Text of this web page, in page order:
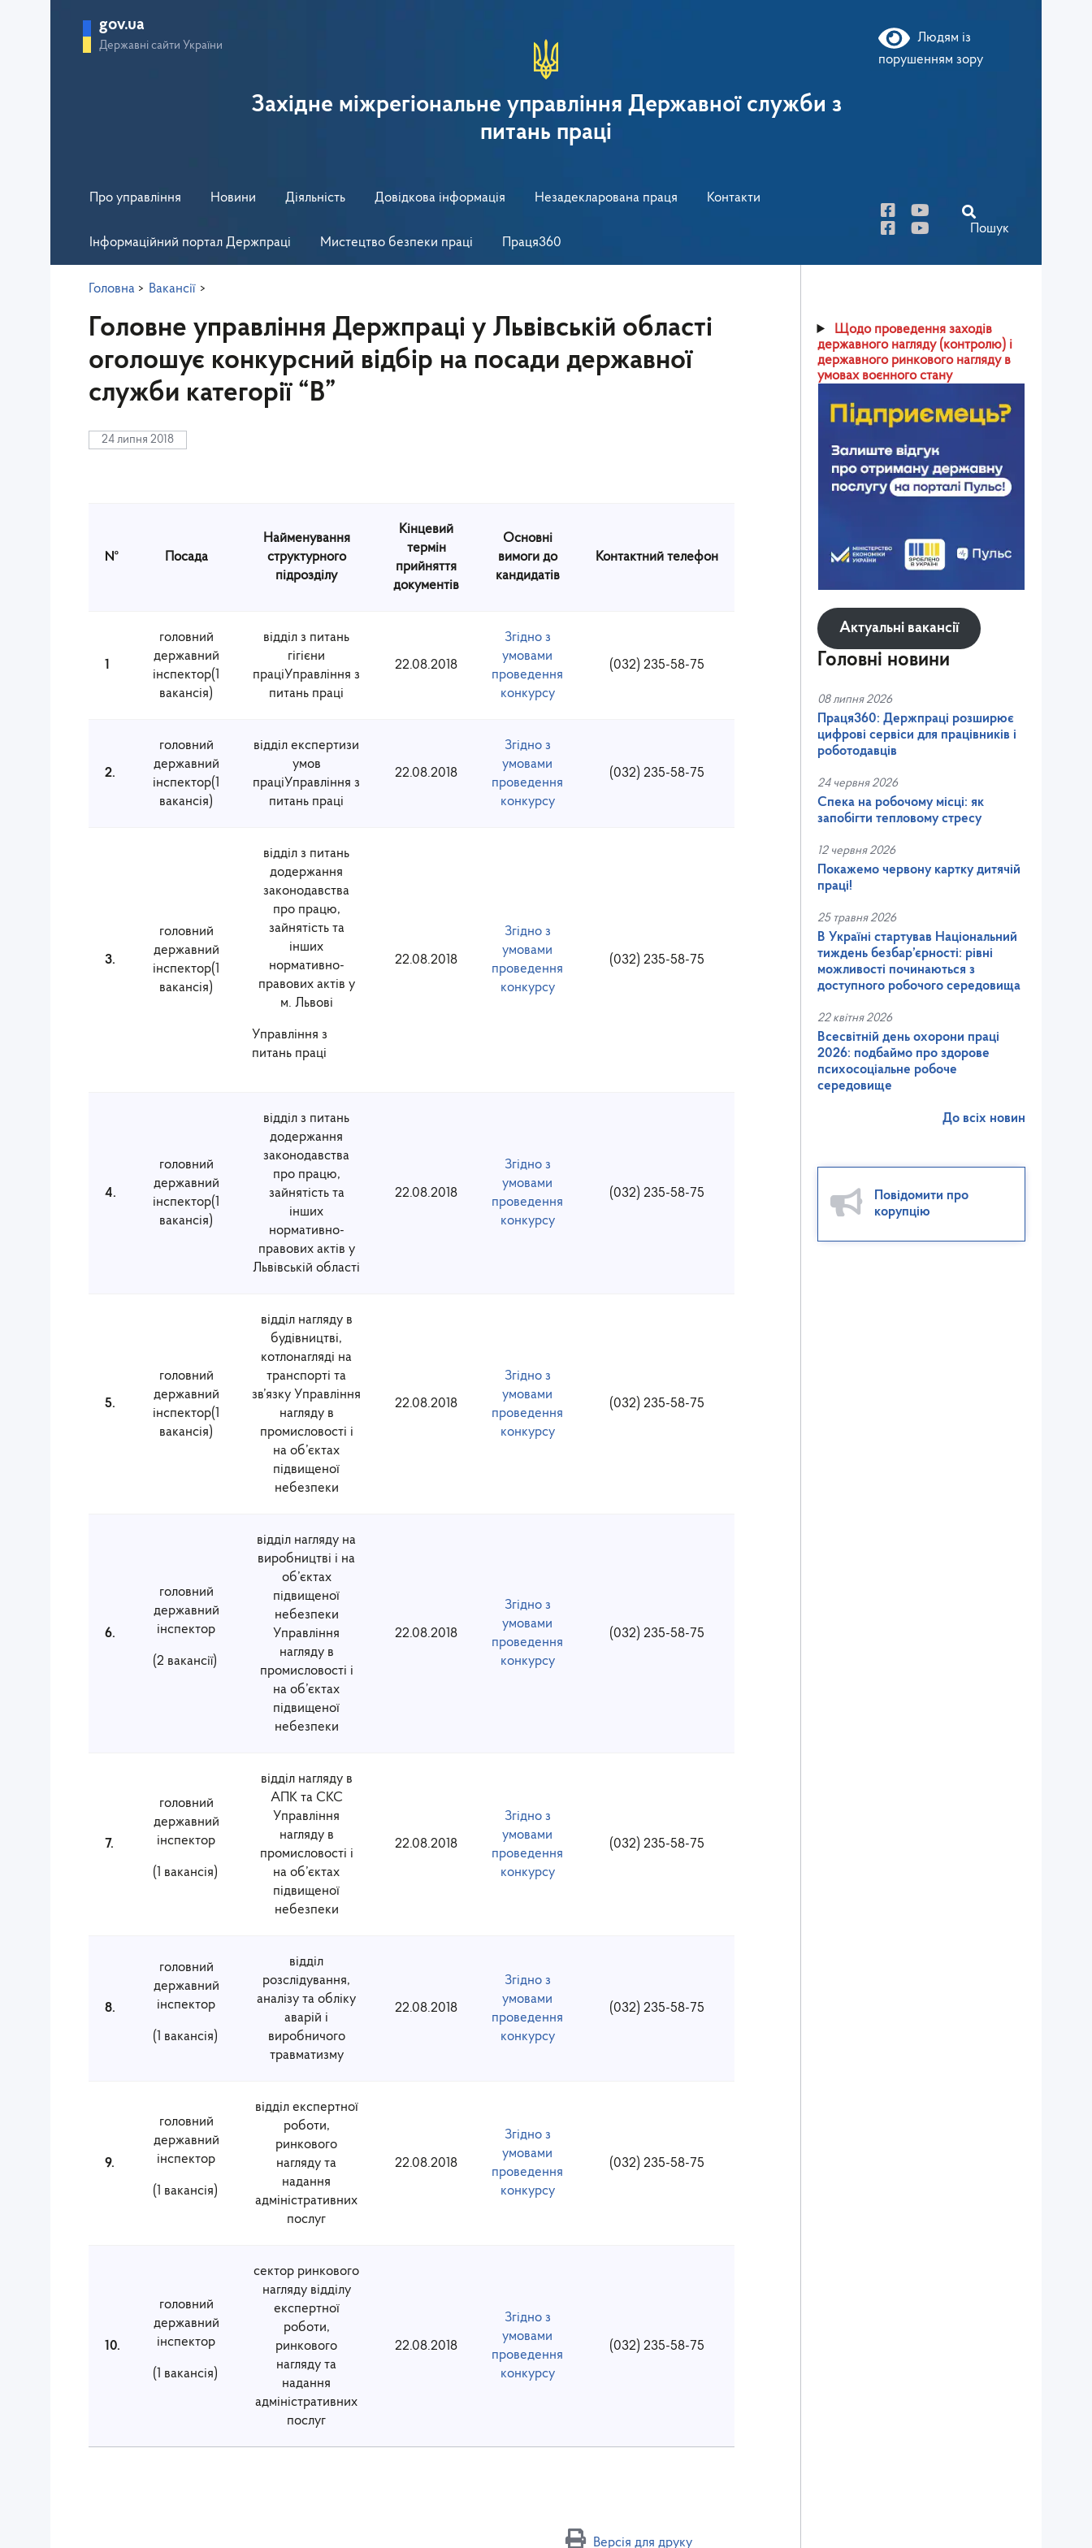
gov.ua
Державні сайти України
Людям із
порушенням зору
Західне міжрегіональне управління Державної служби з
питань праці
Про управління Новини Діяльність Довідкова інформація Незадекларована праця Контакти
Інформаційний портал Держпраці Мистецтво безпеки праці Праця360
Пошук
Головна > Вакансії >
Головне управління Держпраці у Львівській області
оголошує конкурсний відбір на посади державної
служби категорії “В”
24 липня 2018
№ Посада
Найменування
структурного
підрозділу
Кінцевий
термін
прийняття
документів
Основні
вимоги до
кандидатів
Контактний телефон
1
головний
державний
інспектор(1
вакансія)
відділ з питань
гігієни
праціУправління з
питань праці
22.08.2018
Згідно з
умовами
проведення
конкурсу
(032) 235-58-75
2.
головний
державний
інспектор(1
вакансія)
відділ експертизи
умов
праціУправління з
питань праці
22.08.2018
Згідно з
умовами
проведення
конкурсу
(032) 235-58-75
3.
головний
державний
інспектор(1
вакансія)
відділ з питань
додержання
законодавства
про працю,
зайнятість та
інших
нормативно-
правових актів у
м. Львові
Управління з
питань праці
22.08.2018
Згідно з
умовами
проведення
конкурсу
(032) 235-58-75
4.
головний
державний
інспектор(1
вакансія)
відділ з питань
додержання
законодавства
про працю,
зайнятість та
інших
нормативно-
правових актів у
Львівській області
22.08.2018
Згідно з
умовами
проведення
конкурсу
(032) 235-58-75
5.
головний
державний
інспектор(1
вакансія)
відділ нагляду в
будівництві,
котлонагляді на
транспорті та
зв’язку Управління
нагляду в
промисловості і
на об’єктах
підвищеної
небезпеки
22.08.2018
Згідно з
умовами
проведення
конкурсу
(032) 235-58-75
6.
головний
державний
інспектор
(2 вакансії)
відділ нагляду на
виробництві і на
об’єктах
підвищеної
небезпеки
Управління
нагляду в
промисловості і
на об’єктах
підвищеної
небезпеки
22.08.2018
Згідно з
умовами
проведення
конкурсу
(032) 235-58-75
7.
головний
державний
інспектор
(1 вакансія)
відділ нагляду в
АПК та СКС
Управління
нагляду в
промисловості і
на об’єктах
підвищеної
небезпеки
22.08.2018
Згідно з
умовами
проведення
конкурсу
(032) 235-58-75
8.
головний
державний
інспектор
(1 вакансія)
відділ
розслідування,
аналізу та обліку
аварій і
виробничого
травматизму
22.08.2018
Згідно з
умовами
проведення
конкурсу
(032) 235-58-75
9.
головний
державний
інспектор
(1 вакансія)
відділ експертної
роботи,
ринкового
нагляду та
надання
адміністративних
послуг
22.08.2018
Згідно з
умовами
проведення
конкурсу
(032) 235-58-75
10.
головний
державний
інспектор
(1 вакансія)
сектор ринкового
нагляду відділу
експертної
роботи,
ринкового
нагляду та
надання
адміністративних
послуг
22.08.2018
Згідно з
умовами
проведення
конкурсу
(032) 235-58-75
Версія для друку
Щодо проведення заходів
державного нагляду (контролю) і
державного ринкового нагляду в
умовах воєнного стану
Актуальні вакансії
Головні новини
08 липня 2026
Праця360: Держпраці розширює
цифрові сервіси для працівників і
роботодавців
24 червня 2026
Спека на робочому місці: як
запобігти тепловому стресу
12 червня 2026
Покажемо червону картку дитячій
праці!
25 травня 2026
В Україні стартував Національний
тиждень безбар’єрності: рівні
можливості починаються з
доступного робочого середовища
22 квітня 2026
Всесвітній день охорони праці
2026: подбаймо про здорове
психосоціальне робоче
середовище
До всіх новин
Повідомити про
корупцію